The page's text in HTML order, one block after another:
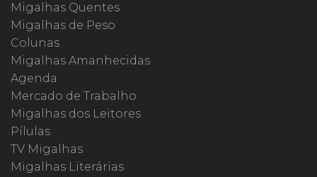
Migalhas Quentes
Migalhas de Peso
Colunas
Migalhas Amanhecidas
Agenda
Mercado de Trabalho
Migalhas dos Leitores
Pílulas
TV Migalhas
Migalhas Literárias